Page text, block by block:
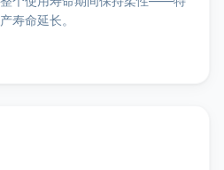
寿命延长。